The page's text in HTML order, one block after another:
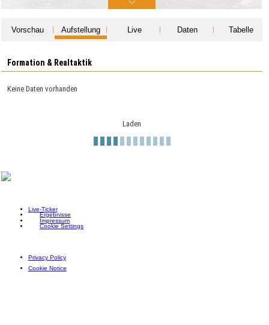
Vorschau Aufstellung Live Daten Tabelle
Formation & Realtaktik
Keine Daten vorhanden
Laden
Live-Ticker
Ergebnisse
Impressum
Cookie Settings
Privacy Policy
Cookie Notice